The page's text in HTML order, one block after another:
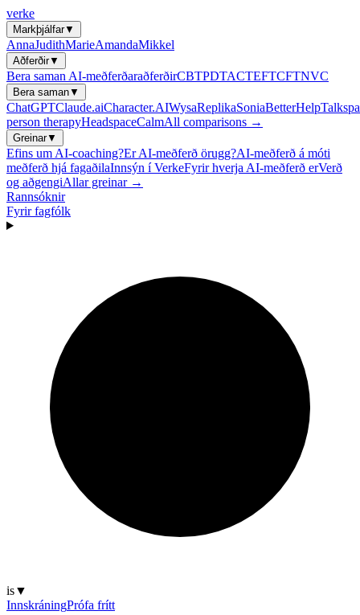
verke
Markþjálfar▼
AnnaJudithMarieAmandaMikkel
Aðferðir▼
Bera saman AI-meðferðaraðferðirCBTPDTACTEFTCFTNVC
Bera saman▼
ChatGPTClaude.aiCharacter.AIWysaReplikaSoniaBetterHelp
person therapyHeadspaceCalmAll comparisons →
Greinar▼
Efins um AI-coaching?Er AI-meðferð örugg?AI-meðferð á móti
meðferð hjá fagaðilaInnsýn í VerkeFyrir hverja AI-meðferð erVerð
og aðgengiAllar greinar →
Rannsóknir
Fyrir fagfólk
is▼
InnskráningPrófa frítt